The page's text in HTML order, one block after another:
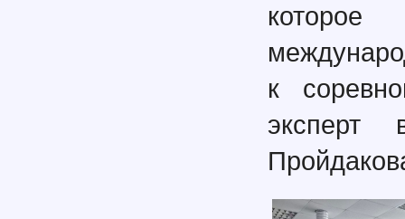
к
эксперт